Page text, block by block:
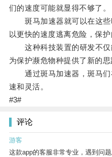
们的速度可能就显得不够了。
斑马加速器就可以在这些
以更快的速度逃离危险，保护
这种科技装置的研发不仅
为保护濒危物种提供了新的思
通过斑马加速器，斑马们
速和灵活。
#3#
评论
游客
这款app的客服非常专业，遇到问